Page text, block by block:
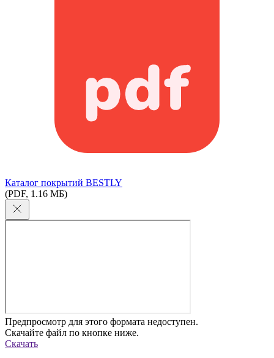
Каталог покрытий BESTLY
(PDF, 1.16 МБ)
Предпросмотр для этого формата недоступен.
Скачайте файл по кнопке ниже.
Скачать